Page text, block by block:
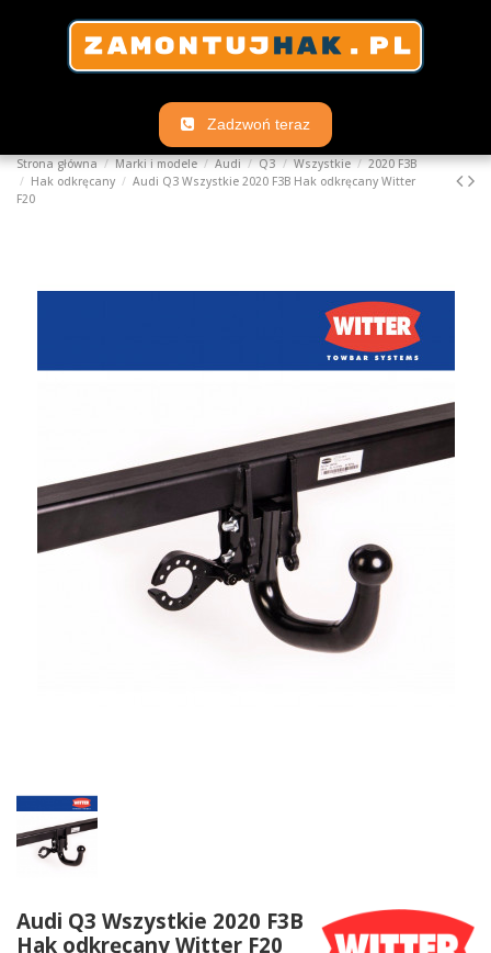
Zadzwoń teraz
Strona główna Marki i modele Audi Q3 Wszystkie
2020 F3B
Hak odkręcany
Audi Q3 Wszystkie 2020 F3B Hak odkręcany Witter
F20
Audi Q3 Wszystkie 2020 F3B
Hak odkręcany Witter F20